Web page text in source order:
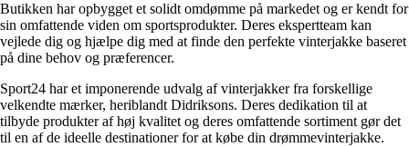
Butikken har opbygget et solidt omdømme på markedet og er kendt for
sin omfattende viden om sportsprodukter. Deres ekspertteam kan
vejlede dig og hjælpe dig med at finde den perfekte vinterjakke baseret
på dine behov og præferencer.
Sport24 har et imponerende udvalg af vinterjakker fra forskellige
velkendte mærker, heriblandt Didriksons. Deres dedikation til at
tilbyde produkter af høj kvalitet og deres omfattende sortiment gør det
til en af de ideelle destinationer for at købe din drømmevinterjakke.